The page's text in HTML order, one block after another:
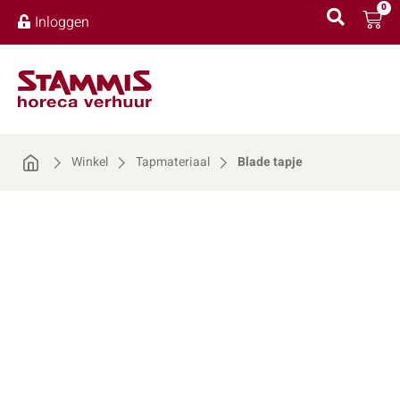
Inloggen
0
Winkel Tapmateriaal Blade tapje